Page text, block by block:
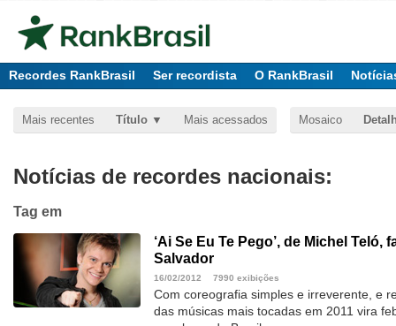
Recordes RankBrasil Ser recordista O RankBrasil
Mais recentes Título Mais acessados Mosaico
Notícias de recordes nacionais:
Tag em
‘Ai Se Eu Te Pego’, de Michel
Salvador
16/02/2012 7990 exibições
Com coreografia simples e irreverente, e
das músicas mais tocadas em 2011 vira